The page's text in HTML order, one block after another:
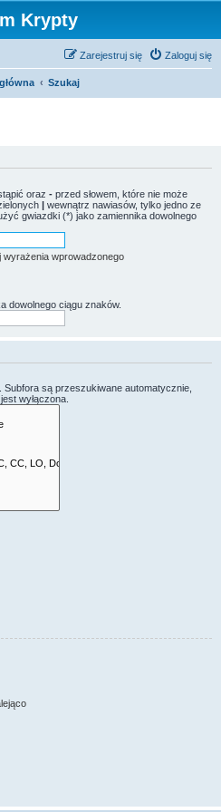
Krypty
Zaloguj się
Zarejestruj się
Szukaj
oraz - przed słowem, które nie może
| wewnątrz nawiasów, tylko jedno ze
gwiazdki (*) jako zamiennika dowolnego
wprowadzonego
dowolnego ciągu znaków.
są przeszukiwane automatycznie,
wyłączona.